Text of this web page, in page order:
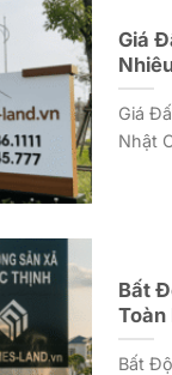
Giá
Giá
Nhật
Bất
Toàn
Bất